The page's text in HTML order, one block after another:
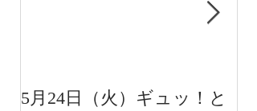
5月24日（火）ギュッ！と